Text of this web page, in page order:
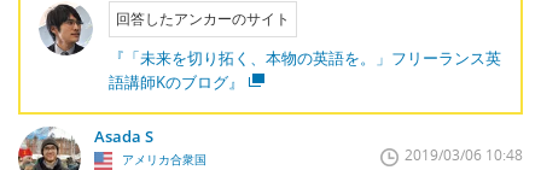
回答したアンカーのサイト
『「未来を切り拓く、本物の英語を。」フリーランス英
語講師Kのブログ』
Asada S
アメリカ合衆国 2019/03/06 10:48